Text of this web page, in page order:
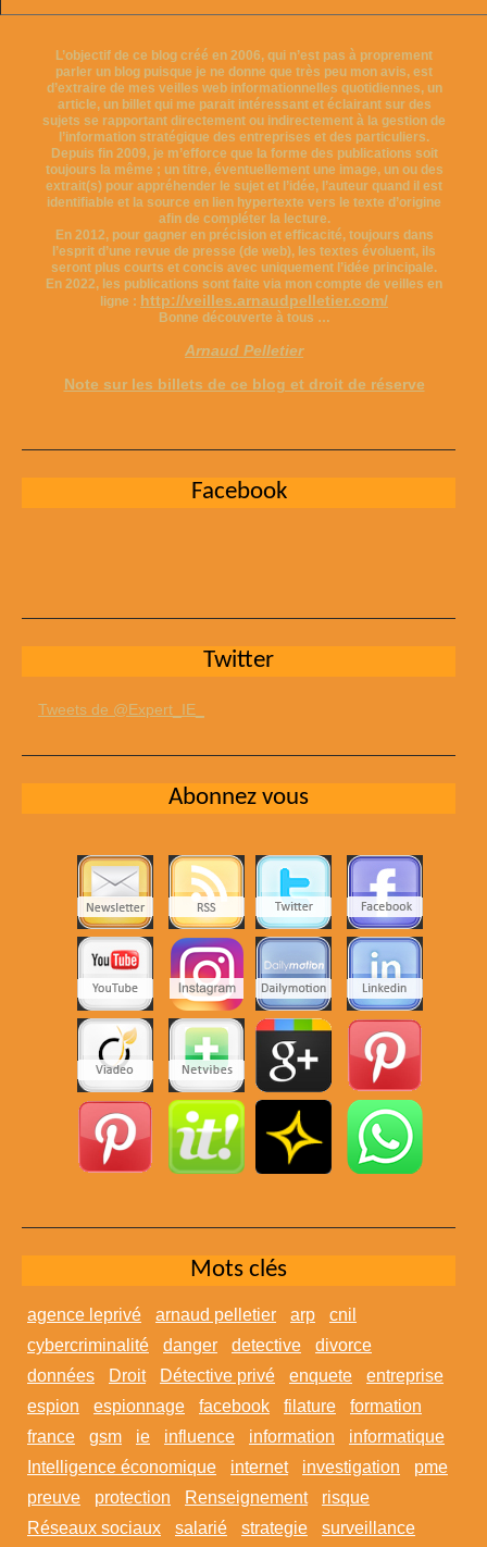
L’objectif de ce blog créé en 2006, qui n’est pas à proprement
parler un blog puisque je ne donne que très peu mon avis, est
d’extraire de mes veilles web informationnelles quotidiennes, un
article, un billet qui me parait intéressant et éclairant sur des
sujets se rapportant directement ou indirectement à la gestion de
l’information stratégique des entreprises et des particuliers.
Depuis fin 2009, je m’efforce que la forme des publications soit
toujours la même ; un titre, éventuellement une image, un ou des
extrait(s) pour appréhender le sujet et l’idée, l’auteur quand il est
identifiable et la source en lien hypertexte vers le texte d’origine
afin de compléter la lecture.
En 2012, pour gagner en précision et efficacité, toujours dans
l’esprit d’une revue de presse (de web), les textes évoluent, ils
seront plus courts et concis avec uniquement l’idée principale.
En 2022, les publications sont faite via mon compte de veilles en
ligne : http://veilles.arnaudpelletier.com/
Bonne découverte à tous …
Arnaud Pelletier
Note sur les billets de ce blog et droit de réserve
Facebook
Twitter
Tweets de @Expert_IE_
Abonnez vous
Mots clés
agence leprivé arnaud pelletier arp
cnil
cybercriminalité
danger detective
divorce
données
Droit Détective privé enquete
entreprise
espion
espionnage facebook filature
formation
france
gsm ie influence information
informatique
Intelligence économique
internet investigation
pme
preuve
protection Renseignement
risque
Réseaux sociaux
salarié strategie surveillance